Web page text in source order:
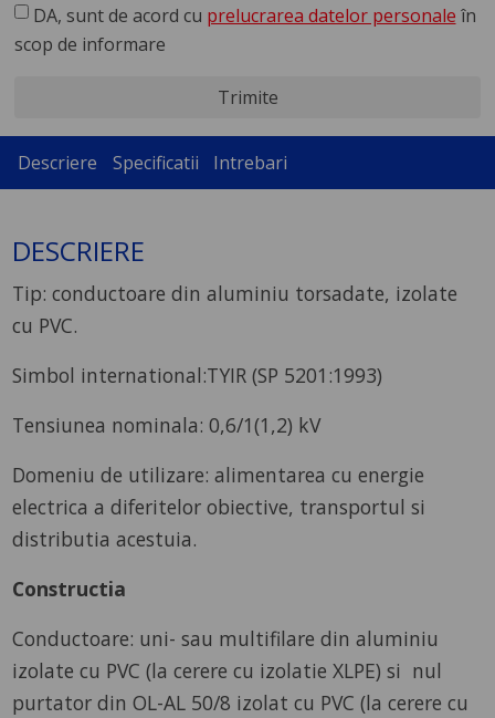
DA, sunt de acord cu prelucrarea datelor personale în
scop de informare
Trimite
Descriere Specificatii Intrebari
DESCRIERE
Tip: conductoare din aluminiu torsadate, izolate
cu PVC.
Simbol international:TYIR (SP 5201:1993)
Tensiunea nominala: 0,6/1(1,2) kV
Domeniu de utilizare: alimentarea cu energie
electrica a diferitelor obiective, transportul si
distributia acestuia.
Constructia
Conductoare: uni- sau multifilare din aluminiu
izolate cu PVC (la cerere cu izolatie XLPE) si nul
purtator din OL-AL 50/8 izolat cu PVC (la cerere cu